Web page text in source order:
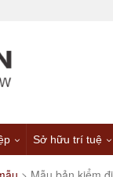
Sở hữu trí tuệ